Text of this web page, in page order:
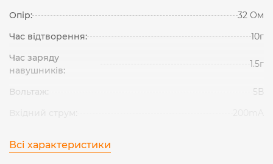
Опір:
32 Ом
Час відтворення:
10г
Час заряду
навушників:
1.5г
Вольтаж:
5В
Всі характеристики